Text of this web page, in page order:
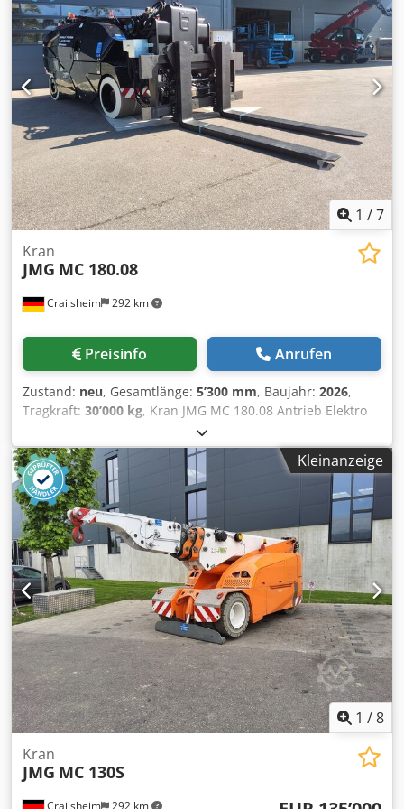
Arbeitsstunden - Reifen: Vorne: n.2 superelastich 250-15”,
Hinten: n.2 superelastich 21x8-9” - Lenkung: über die
Hinterachse, Lenkwinkel -90°/+90 - Elektronische
Lastbegrenzung - Automatisches Bremssystem an allen
Rädern - Auslegerwinkel +65°/-10° Dkodpfjztgcpex Aqror -
Elektromotor 12 kW - 72 V AC, Isolationsklasse
1 /7
Crailsheim 292 km
Kran
JMG MC 180.08
Preisinfo Anrufen
Zustand: neu, Gesamtlänge: 5’300 mm, Baujahr: 2026,
Tragkraft: 30’000 kg, Kran JMG MC 180.08 Antrieb Elektro
Baujahr 2026 Tragkraft (kg) 30.000 Dkedpsztf U Rofx Aqrjr
Arbeitshöhe (mm) 11.000
Kleinanzeige
1 /8
Kran
JMG MC 130S